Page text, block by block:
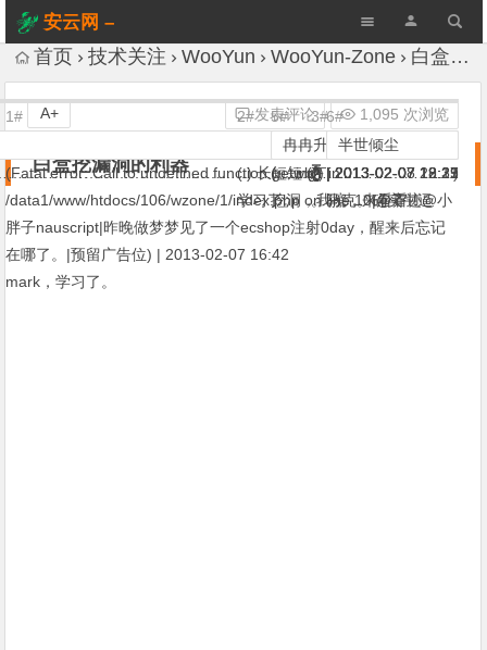
安云网 –
AnYun.ORG
首页 技术关注 WooYun WooYun-Zone 白盒挖漏洞的利器
白盒挖漏洞的利器
发表评论 1,095 次浏览
A+
1#
(Fatal error: Call to undefined function getwb() in
/data1/www/htdocs/106/wzone/1/index.php on line 10|@齐迹@小
胖子nauscript|昨晚做梦梦见了一个ecshop注射0day，醒来后忘记
在哪了。|预留广告位) | 2013-02-07 16:42
mark，学习了。
2#
Sogili
(.) 长短短 (.) |2013-02-07 18:17
学习了。
3#
蟋蟀哥哥
(̷ͣ̑̆ͯ̆̋͋̒ͩ͊̋̇̒ͦ̿̐͞҉̷̻̖͎̦̼) |2013-02-07 19:29
。。。。确实牛逼
5#
冉冉升起
(….ing) |2013-02-07 22:25
挖洞，我擦，来看看！
6#
半世倾尘
|2013-02-08 12:31
马克